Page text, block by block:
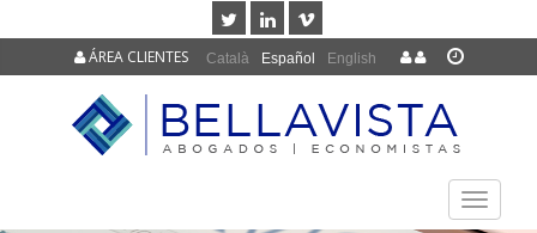
Català Español English
ÁREA CLIENTES
TOGGLE